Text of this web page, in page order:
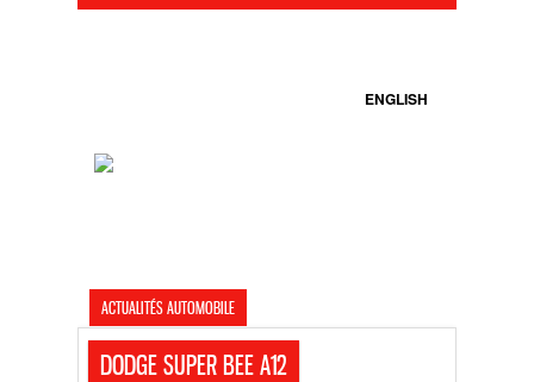
ENGLISH
DODGE SUPER BEE A12
ACTUALITÉS AUTOMOBILE